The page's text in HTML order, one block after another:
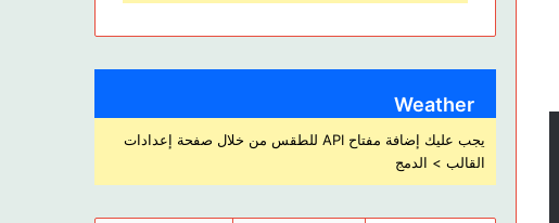
Weather
يجب عليك إضافة مفتاح API للطقس من خلال صفحة إعدادات
القالب > الدمج